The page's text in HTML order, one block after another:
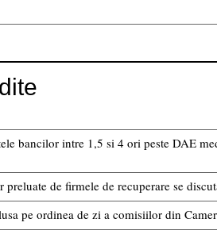
bancilor intre 1,5 si 4 ori peste DAE
de firmele de recuperare se
pe ordinea de zi a comisiilor din